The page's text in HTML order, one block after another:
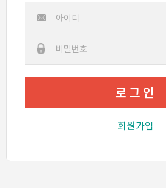
로그인
회원가입